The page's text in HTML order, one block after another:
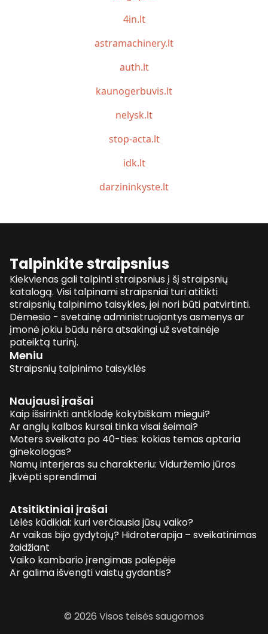
4in.lt
astramachinery.lt
auth.lt
kaunogerbuvis.lt
nelysk.lt
stop-acta.lt
idk.lt
darzininkyste.lt
Talpinkite straipsnius
Kiekvienas gali talpinti straipsnius į šį straipsnių
katalogą. Visi talpinami straipsniai turi atitikti
straipsnių talpinimo taisykles, jei nori būti patvirtinti.
Dėmesio - svetainę administruojantys asmenys ar
įmonė jokiu būdu nėra atsakingi už svetainėje
pateiktą turinį.
Meniu
Straipsnių talpinimo taisyklės
Naujausi įrašai
Kaip išsirinkti antklodę kokybiškam miegui?
Ar anglų kalbos kursai tinka visai šeimai?
Moters sveikata po 40-ties: kokias temas aptaria
ginekologas?
Namų interjeras su charakteriu: Viduržemio jūros
įkvėpti sprendimai
Atsitiktiniai įrašai
Lėlės kūdikiai: kuri verčiausia jūsų vaiko?
Ar vaikas bijo gydytojų? Hidroterapija – sveikatinimas
žaidžiant
Vaiko kambario įrengimas palėpėje
Ar galima išvengti vaistų gydantis?
© 2026 Visos teisės saugomos